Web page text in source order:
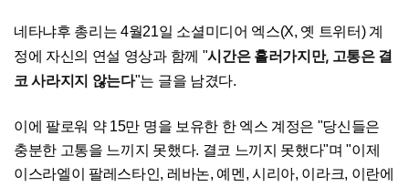
네타냐후 총리는 4월21일 소셜미디어 엑스(X, 옛 트위터) 계
정에 자신의 연설 영상과 함께 "시간은 흘러가지만, 고통은 결
코 사라지지 않는다"는 글을 남겼다.
이에 팔로워 약 15만 명을 보유한 한 엑스 계정은 "당신들은
충분한 고통을 느끼지 못했다. 결코 느끼지 못했다"며 "이제
이스라엘이 팔레스타인, 레바논, 예멘, 시리아, 이라크, 이란에